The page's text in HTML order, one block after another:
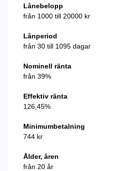
Lånebelopp
från 1000 till 20000 kr
Lånperiod
från 30 till 1095 dagar
Nominell ränta
från 39%
Effektiv ränta
126,45%
Minimumbetalning
744 kr
Ålder, åren
från 20 år